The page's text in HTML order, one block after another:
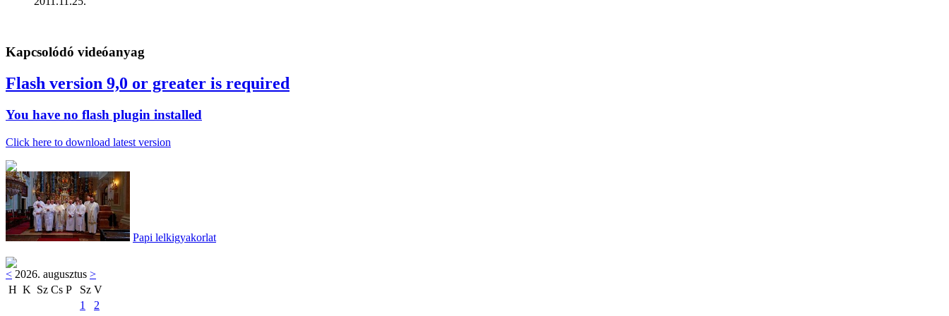
Kapcsolódó videóanyag
Flash version 9,0 or greater is required
You have no flash plugin installed
Click here to download latest version
Papi lelkigyakorlat
< 2026. augusztus >
H K Sz Cs P Sz V
1
2